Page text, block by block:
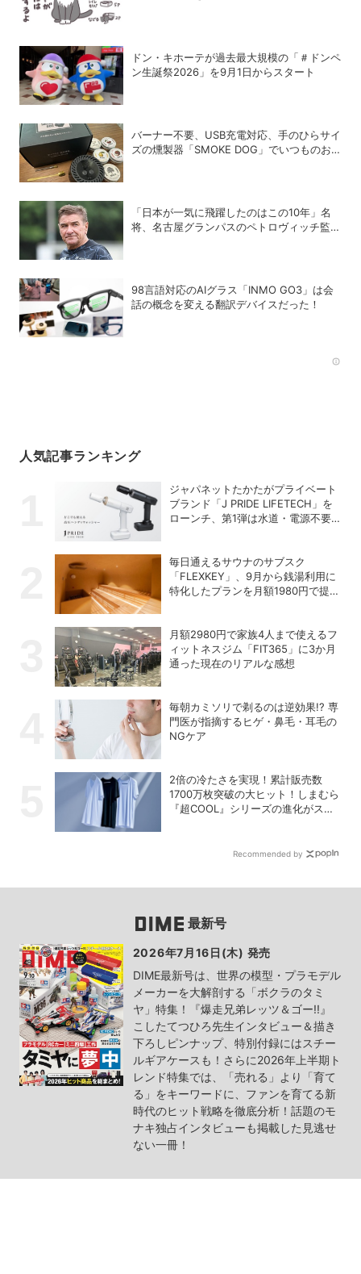
ドン・キホーテが過去最大規模の「＃ドンペ
ン生誕祭2026」を9月1日からスタート
バーナー不要、USB充電対応、手のひらサイ
ズの燻製器「SMOKE DOG」でいつものお
「日本が一気に飛躍したのはこの10年」名
将、名古屋グランパスのペトロヴィッチ監督
98言語対応のAIグラス「INMO GO3」は会
話の概念を変える翻訳デバイスだった！
人気記事ランキング
ジャパネットたかたがプライベート
ブランド「J PRIDE LIFETECH」を
ローンチ、第1弾は水道・電源不要
毎日通えるサウナのサブスク
「FLEXKEY」、9月から銭湯利用に
特化したプランを月額1980円で提供
月額2980円で家族4人まで使えるフ
ィットネスジム「FIT365」に3か月
通った現在のリアルな感想
毎朝カミソリで剃るのは逆効果!? 専
門医が指摘するヒゲ・鼻毛・耳毛の
NGケア
2倍の冷たさを実現！累計販売数
1700万枚突破の大ヒット！しまむら
『超COOL』シリーズの進化がスゴ
Recommended by
最新号
2026年7月16日(木) 発売
DIME最新号は、世界の模型・プラモデル
メーカーを大解剖する「ボクラのタミ
ヤ」特集！『爆走兄弟レッツ＆ゴー!!』
こしたてつひろ先生インタビュー＆描き
下ろしピンナップ、特別付録にはスチー
ルギアケースも！さらに2026年上半期ト
レンド特集では、「売れる」より「育て
る」をキーワードに、ファンを育てる新
時代のヒット戦略を徹底分析！話題のモ
ナキ独占インタビューも掲載した見逃せ
ない一冊！